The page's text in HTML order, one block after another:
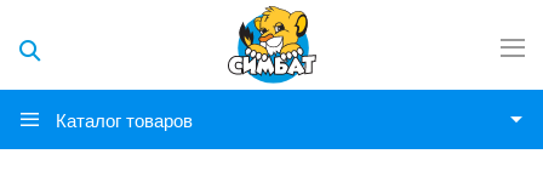
Каталог товаров